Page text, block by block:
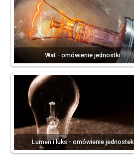
Wat - omówienie jednostki
Lumen i luks - omówienie jednostek